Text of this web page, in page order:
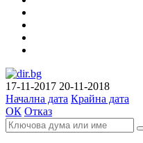
17-11-2017 20-11-2018
Начална дата Крайна дата
ОК Отказ